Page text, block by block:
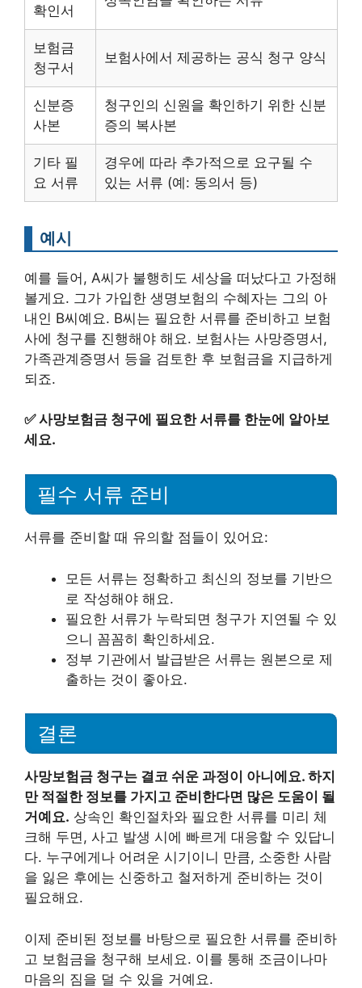
확인서
보험금
청구서
보험사에서 제공하는 공식 청구 양식
신분증
사본
청구인의 신원을 확인하기 위한 신분
증의 복사본
기타 필
요 서류
경우에 따라 추가적으로 요구될 수
있는 서류 (예: 동의서 등)
예시
예를 들어, A씨가 불행히도 세상을 떠났다고 가정해
볼게요. 그가 가입한 생명보험의 수혜자는 그의 아
내인 B씨예요. B씨는 필요한 서류를 준비하고 보험
사에 청구를 진행해야 해요. 보험사는 사망증명서,
가족관계증명서 등을 검토한 후 보험금을 지급하게
되죠.
✅사망보험금 청구에 필요한 서류를 한눈에 알아보
세요.
필수 서류 준비
서류를 준비할 때 유의할 점들이 있어요:
모든 서류는 정확하고 최신의 정보를 기반으
로 작성해야 해요.
필요한 서류가 누락되면 청구가 지연될 수 있
으니 꼼꼼히 확인하세요.
정부 기관에서 발급받은 서류는 원본으로 제
출하는 것이 좋아요.
결론
사망보험금 청구는 결코 쉬운 과정이 아니에요. 하지
만 적절한 정보를 가지고 준비한다면 많은 도움이 될
거예요. 상속인 확인절차와 필요한 서류를 미리 체
크해 두면, 사고 발생 시에 빠르게 대응할 수 있답니
다. 누구에게나 어려운 시기이니 만큼, 소중한 사람
을 잃은 후에는 신중하고 철저하게 준비하는 것이
필요해요.
이제 준비된 정보를 바탕으로 필요한 서류를 준비하
고 보험금을 청구해 보세요. 이를 통해 조금이나마
마음의 짐을 덜 수 있을 거예요.